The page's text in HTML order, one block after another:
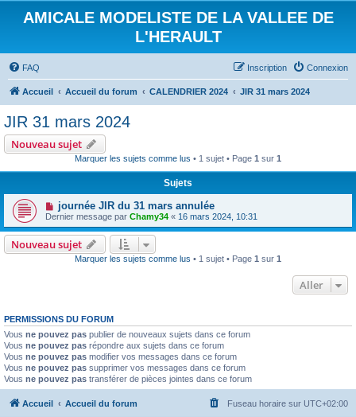
AMICALE MODELISTE DE LA VALLEE DE
L'HERAULT
FAQ Connexion
Inscription
Accueil Accueil du forum CALENDRIER 2024 JIR 31 mars 2024
JIR 31 mars 2024
Nouveau sujet
Marquer les sujets comme lus • 1 sujet • Page 1 sur 1
Sujets
journée JIR du 31 mars annulée
Dernier message par Chamy34 « 16 mars 2024, 10:31
Nouveau sujet
Marquer les sujets comme lus • 1 sujet • Page 1 sur 1
Aller
PERMISSIONS DU FORUM
Vous ne pouvez pas publier de nouveaux sujets dans ce forum
Vous ne pouvez pas répondre aux sujets dans ce forum
Vous ne pouvez pas modifier vos messages dans ce forum
Vous ne pouvez pas supprimer vos messages dans ce forum
Vous ne pouvez pas transférer de pièces jointes dans ce forum
Accueil Accueil du forum Fuseau horaire sur UTC+02:00